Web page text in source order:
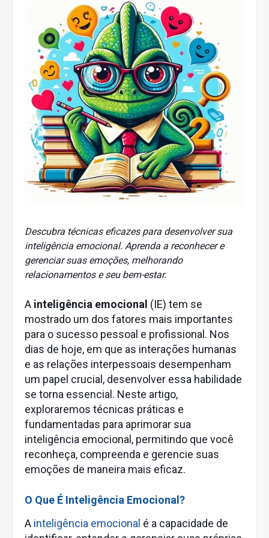
Descubra técnicas eficazes para desenvolver sua
inteligência emocional. Aprenda a reconhecer e
gerenciar suas emoções, melhorando
relacionamentos e seu bem-estar.
A inteligência emocional (IE) tem se
mostrado um dos fatores mais importantes
para o sucesso pessoal e profissional. Nos
dias de hoje, em que as interações humanas
e as relações interpessoais desempenham
um papel crucial, desenvolver essa habilidade
se torna essencial. Neste artigo,
exploraremos técnicas práticas e
fundamentadas para aprimorar sua
inteligência emocional, permitindo que você
reconheça, compreenda e gerencie suas
emoções de maneira mais eficaz.
O Que É Inteligência Emocional?
A inteligência emocional é a capacidade de